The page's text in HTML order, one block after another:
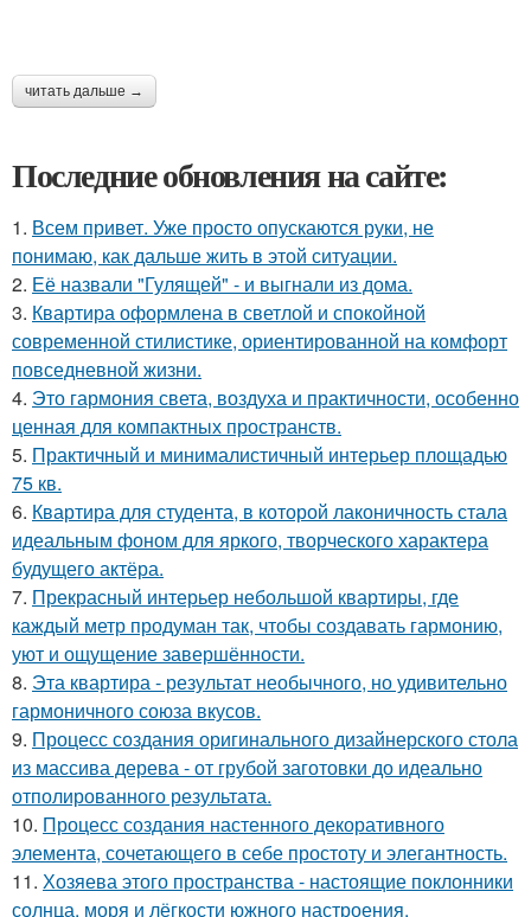
читать дальше →
Последние обновления на сайте:
1. Всем привет. Уже просто опускаются руки, не
понимаю, как дальше жить в этой ситуации.
2. Её назвали "Гулящей" - и выгнали из дома.
3. Квартира оформлена в светлой и спокойной
современной стилистике, ориентированной на комфорт
повседневной жизни.
4. Это гармония света, воздуха и практичности, особенно
ценная для компактных пространств.
5. Практичный и минималистичный интерьер площадью
75 кв.
6. Квартира для студента, в которой лаконичность стала
идеальным фоном для яркого, творческого характера
будущего актёра.
7. Прекрасный интерьер небольшой квартиры, где
каждый метр продуман так, чтобы создавать гармонию,
уют и ощущение завершённости.
8. Эта квартира - результат необычного, но удивительно
гармоничного союза вкусов.
9. Процесс создания оригинального дизайнерского стола
из массива дерева - от грубой заготовки до идеально
отполированного результата.
10. Процесс создания настенного декоративного
элемента, сочетающего в себе простоту и элегантность.
11. Хозяева этого пространства - настоящие поклонники
солнца, моря и лёгкости южного настроения.